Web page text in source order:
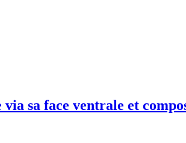
sa face ventrale et